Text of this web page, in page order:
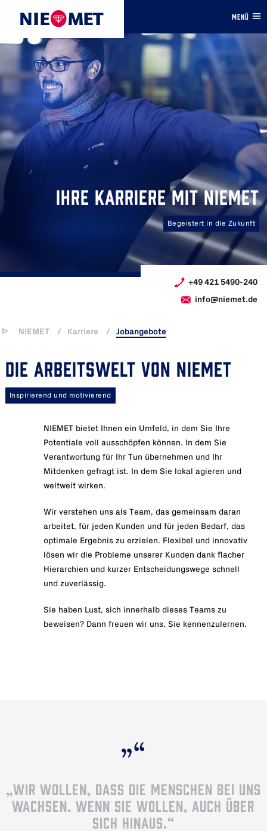
MENÜ
+49 421 5490-240
info@niemet.de
IHRE KARRIERE MIT NIEMET
Begeistert in die Zukunft
NIEMET / Karriere / Jobangebote
DIE ARBEITSWELT VON NIEMET
Inspirierend und motivierend
NIEMET bietet Ihnen ein Umfeld, in dem Sie Ihre
Potentiale voll ausschöpfen können. In dem Sie
Verantwortung für Ihr Tun übernehmen und Ihr
Mitdenken gefragt ist. In dem Sie lokal agieren und
weltweit wirken.
Wir verstehen uns als Team, das gemeinsam daran
arbeitet, für jeden Kunden und für jeden Bedarf, das
optimale Ergebnis zu erzielen. Flexibel und innovativ
lösen wir die Probleme unserer Kunden dank flacher
Hierarchien und kurzer Entscheidungswege schnell
und zuverlässig.
Sie haben Lust, sich innerhalb dieses Teams zu
beweisen? Dann freuen wir uns, Sie kennenzulernen.
„WIR WOLLEN, DASS DIE MENSCHEN BEI UNS
WACHSEN. WENN SIE WOLLEN, AUCH ÜBER
SICH HINAUS.“